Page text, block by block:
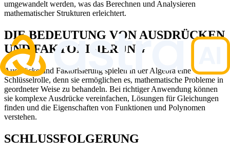
umgewandelt werden, was das Berechnen und Analysieren
mathematischer Strukturen erleichtert.
DIE BEDEUTUNG VON AUSDRÜCKEN
UND FAKTORISIERUNG
Ausdrücke und Faktorisierung spielen in der Algebra eine
Schlüsselrolle, denn sie ermöglichen es, mathematische Probleme in
geordneter Weise zu behandeln. Bei richtiger Anwendung können
sie komplexe Ausdrücke vereinfachen, Lösungen für Gleichungen
finden und die Eigenschaften von Funktionen und Polynomen
verstehen.
SCHLUSSFOLGERUNG